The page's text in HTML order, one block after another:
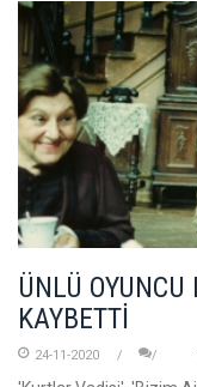
ÜNLÜ
KAYBETTİ
24-11-2020